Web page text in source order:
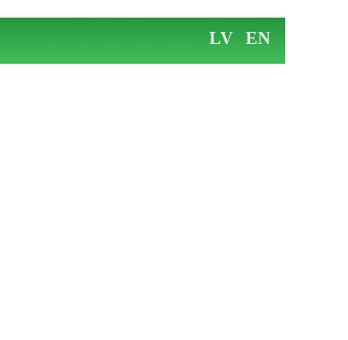
LV EN